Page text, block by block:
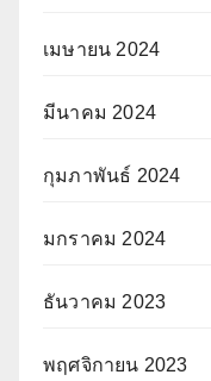
เมษายน 2024
มีนาคม 2024
กุมภาพันธ์ 2024
มกราคม 2024
ธันวาคม 2023
พฤศจิกายน 2023